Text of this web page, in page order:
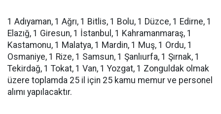
1 Adıyaman, 1 Ağrı, 1 Bitlis, 1 Bolu, 1 Düzce, 1 Edirne, 1
Elazığ, 1 Giresun, 1 İstanbul, 1 Kahramanmaraş, 1
Kastamonu, 1 Malatya, 1 Mardin, 1 Muş, 1 Ordu, 1
Osmaniye, 1 Rize, 1 Samsun, 1 Şanlıurfa, 1 Şırnak, 1
Tekirdağ, 1 Tokat, 1 Van, 1 Yozgat, 1 Zonguldak olmak
üzere toplamda 25 il için 25 kamu memur ve personel
alımı yapılacaktır.